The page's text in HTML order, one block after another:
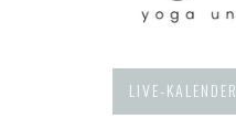
LIVE-KALENDER